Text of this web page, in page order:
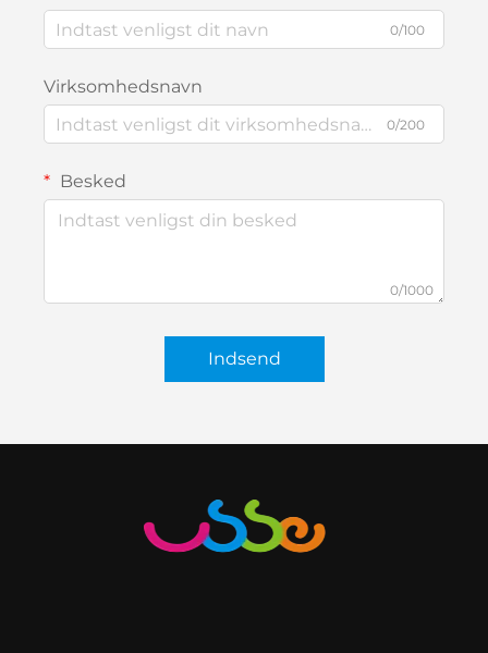
0/100
Virksomhedsnavn
0/200
Besked
0/1000
Indsend